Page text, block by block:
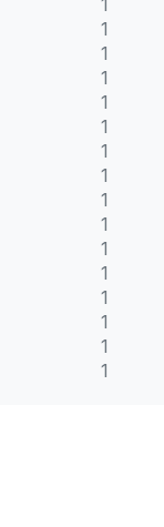
1
1
1
1
1
1
1
1
1
1
1
1
1
1
1